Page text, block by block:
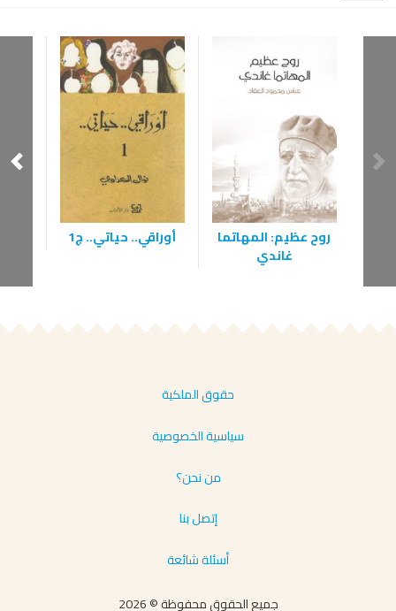
روح عظيم: المهاتما
غاندي
أوراقي.. حياتي.. ج1
حقوق الملكية
سياسية الخصوصية
من نحن؟
إتصل بنا
أسئلة شائعة
جميع الحقوق محفوظة © 2026